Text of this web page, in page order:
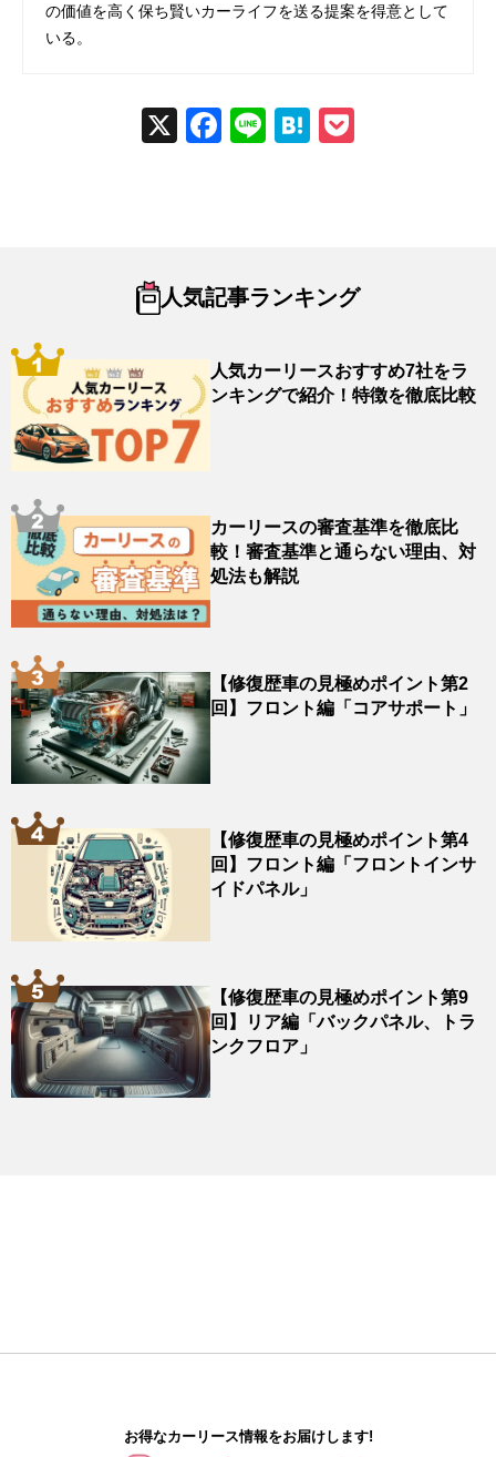
の価値を高く保ち賢いカーライフを送る提案を得意として
いる。
X
Fac
Line
Hat
人気記事ランキング
人気カーリースおすすめ7社をラ
ンキングで紹介！特徴を徹底比較
カーリースの審査基準を徹底比
較！審査基準と通らない理由、対
処法も解説
【修復歴車の見極めポイント第2
回】フロント編「コアサポート」
【修復歴車の見極めポイント第4
回】フロント編「フロントインサ
イドパネル」
【修復歴車の見極めポイント第9
回】リア編「バックパネル、トラ
ンクフロア」
お得なカーリース情報をお届けします!